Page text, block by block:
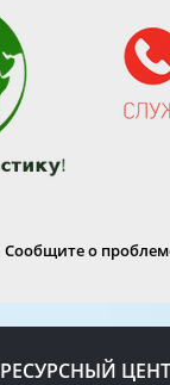
Сообщите о
РЕСУРСНЫЙ